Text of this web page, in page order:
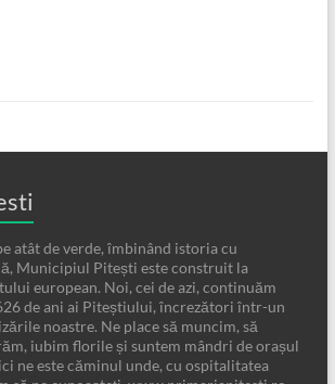
atât de verde, îmbinând istoria cu
Municipiul Pitești este construit la
european. Noi, cei de azi, continuăm
de ani ai Piteștiului, încrezători într-un
noastre. Ne place să muncim, să
iubim florile și suntem mândri de orașul
ne este căminul unde, cu ospitalitatea